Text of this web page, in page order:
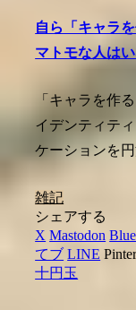
自ら「キャラ
マトモな人は
「キャラを作
イデンティテ
ケーションを
雑記
シェアする
X Mastodon
てブ LINE
十円玉